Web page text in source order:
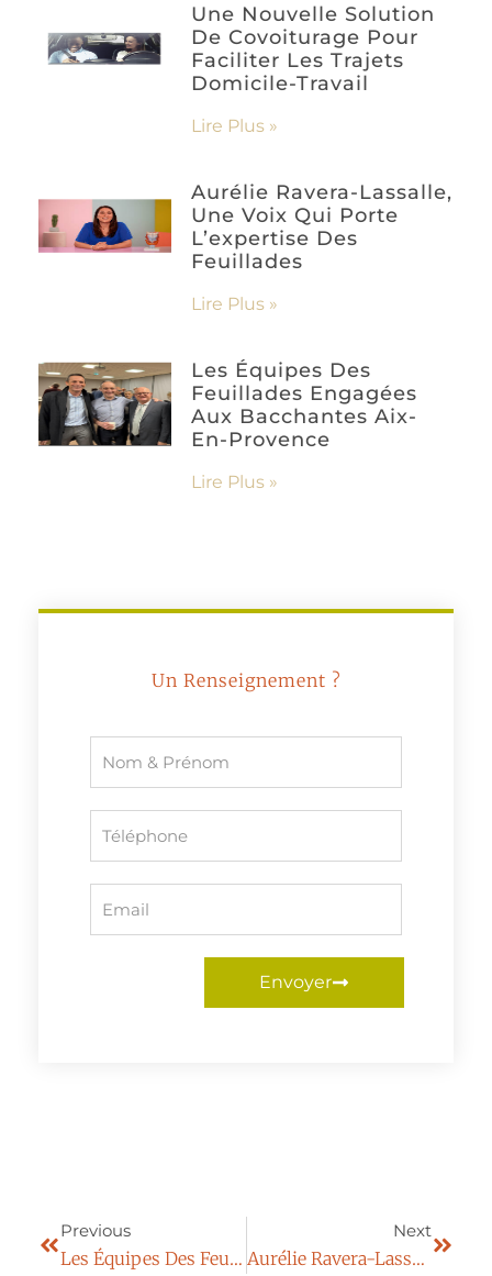
Une Nouvelle Solution
De Covoiturage Pour
Faciliter Les Trajets
Domicile-Travail
Lire Plus »
Aurélie Ravera-Lassalle,
Une Voix Qui Porte
L’expertise Des
Feuillades
Lire Plus »
Les Équipes Des
Feuillades Engagées
Aux Bacchantes Aix-
En-Provence
Lire Plus »
Un Renseignement ?
Envoyer
Previous
Les Équipes Des Feuillades Engagées Aux Bacchantes Aix-En-Provence
Next
Aurélie Ravera-Lassalle, Une Voix Qui Porte L’expertise Des Feuillades